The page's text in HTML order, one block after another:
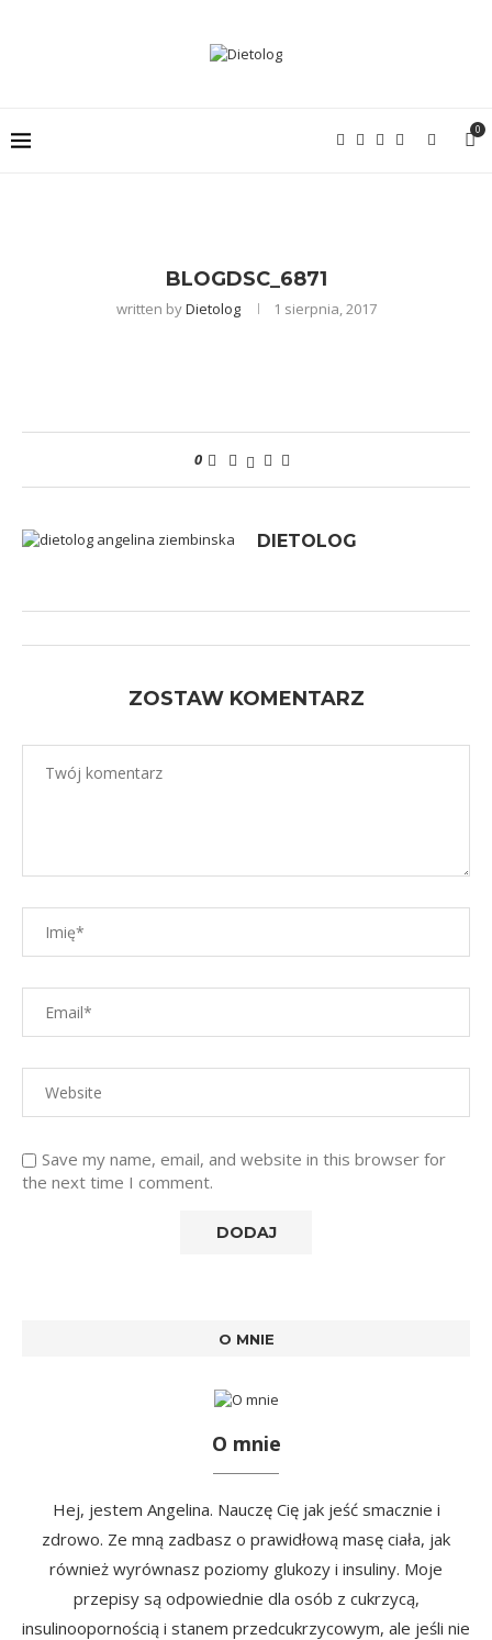
0
BLOGDSC_6871
written byDietolog 1 sierpnia, 2017
0
DIETOLOG
ZOSTAW KOMENTARZ
Save my name, email, and website in this browser for
the next time I comment.
O MNIE
O mnie
Hej, jestem Angelina. Nauczę Cię jak jeść smacznie i
zdrowo. Ze mną zadbasz o prawidłową masę ciała, jak
również wyrównasz poziomy glukozy i insuliny. Moje
przepisy są odpowiednie dla osób z cukrzycą,
insulinoopornością i stanem przedcukrzycowym, ale jeśli nie